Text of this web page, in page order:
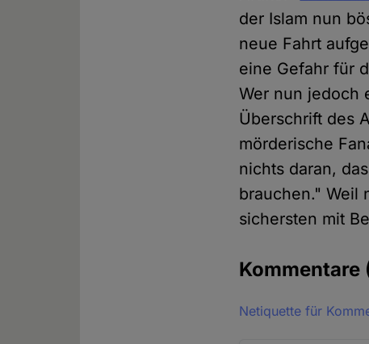
der Islam nun
neue Fahrt
eine Gefahr für
Wer nun jedoch
Überschrift des
mörderische
nichts daran,
brauchen." Weil
sichersten mit
Kommentare
Netiquette für